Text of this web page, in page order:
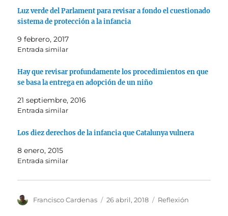
Luz verde del Parlament para revisar a fondo el cuestionado
sistema de protección a la infancia
9 febrero, 2017
Entrada similar
Hay que revisar profundamente los procedimientos en que
se basa la entrega en adopción de un niño
21 septiembre, 2016
Entrada similar
Los diez derechos de la infancia que Catalunya vulnera
8 enero, 2015
Entrada similar
Autor
Francisco Cardenas
Publicado
26 abril, 2018 Categorías
Reflexión